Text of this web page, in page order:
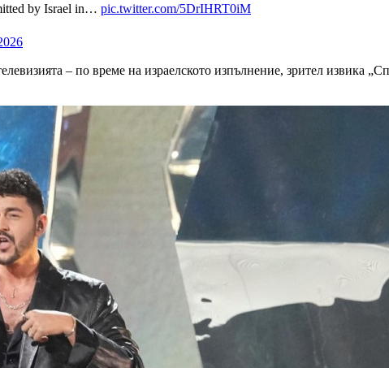
by Israel in… pic.twitter.com/5DrIHRT0iM
– по време на израелското изпълнение, зрител извика